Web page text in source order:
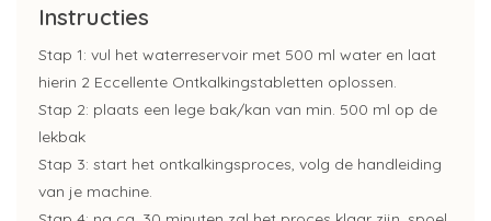
Instructies
Stap 1: vul het waterreservoir met 500 ml water en laat
hierin 2 Eccellente Ontkalkingstabletten oplossen.
Stap 2: plaats een lege bak/kan van min. 500 ml op de
lekbak
Stap 3: start het ontkalkingsproces, volg de handleiding
van je machine.